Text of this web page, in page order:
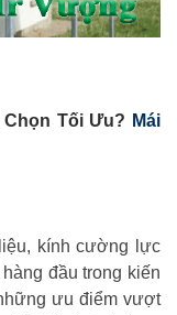
Tối Ưu? Mái
kính cường lực
đầu trong kiến
ưu điểm vượt